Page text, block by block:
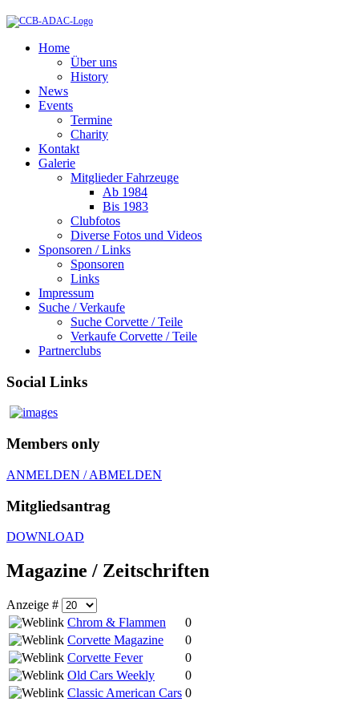
Home
Über uns
History
News
Events
Termine
Charity
Kontakt
Galerie
Mitglieder Fahrzeuge
Ab 1984
Bis 1983
Clubfotos
Diverse Fotos und Videos
Sponsoren / Links
Sponsoren
Links
Impressum
Suche / Verkaufe
Suche Corvette / Teile
Verkaufe Corvette / Teile
Partnerclubs
Social Links
Members only
ANMELDEN / ABMELDEN
Mitgliedsantrag
DOWNLOAD
Magazine / Zeitschriften
Anzeige #
Chrom & Flammen
0
Corvette Magazine
0
Corvette Fever
0
Old Cars Weekly
0
Classic American Cars 0